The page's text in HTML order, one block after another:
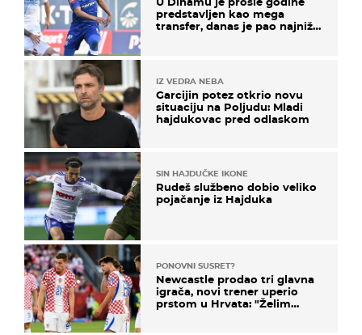
predstavljen kao mega
transfer, danas je pao najniže
IZ VEDRA NEBA
Garcijin potez otkrio novu
situaciju na Poljudu: Mladi
hajdukovac pred odlaskom
SIN HAJDUČKE IKONE
Rudeš službeno dobio veliko
pojačanje iz Hajduka
PONOVNI SUSRET?
Newcastle prodao tri glavna
igrača, novi trener uperio
prstom u Hrvata: "Želim